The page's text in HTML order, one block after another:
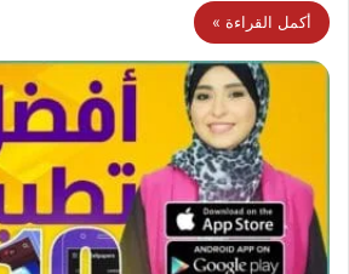
أكمل القراءة »